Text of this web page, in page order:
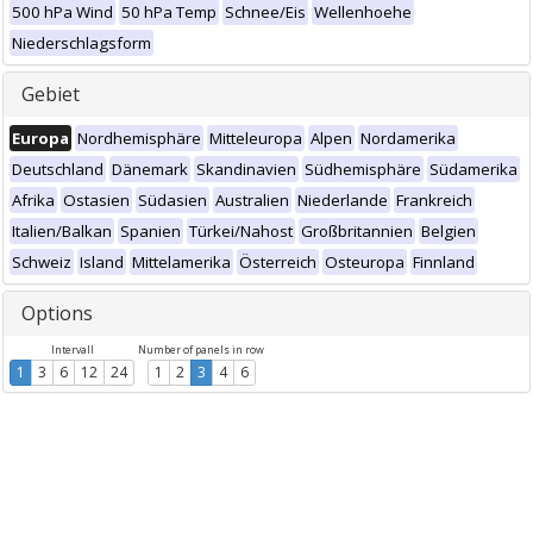
500 hPa Wind 50 hPa Temp Schnee/Eis Wellenhoehe
Niederschlagsform
Gebiet
Europa Nordhemisphäre Mitteleuropa Alpen Nordamerika
Deutschland Dänemark Skandinavien Südhemisphäre Südamerika
Afrika Ostasien Südasien Australien Niederlande Frankreich
Italien/Balkan Spanien Türkei/Nahost Großbritannien Belgien
Schweiz Island Mittelamerika Österreich Osteuropa Finnland
Options
Intervall
1 3 6 12 24
Number of panels in row
1 2 3 4 6